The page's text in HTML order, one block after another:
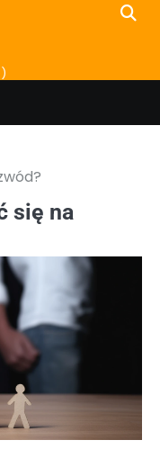
się na